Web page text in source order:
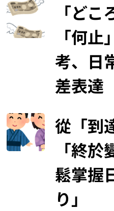
「ど
「何
考、日
差表達
從「到
「終
鬆掌握
り」